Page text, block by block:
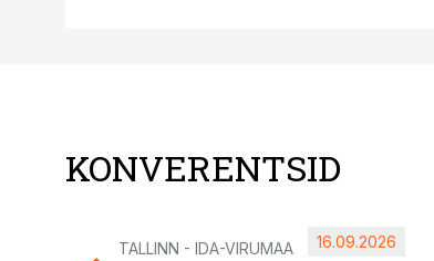
KONVERENTSID
TALLINN - IDA-VIRUMAA 16.09.2026